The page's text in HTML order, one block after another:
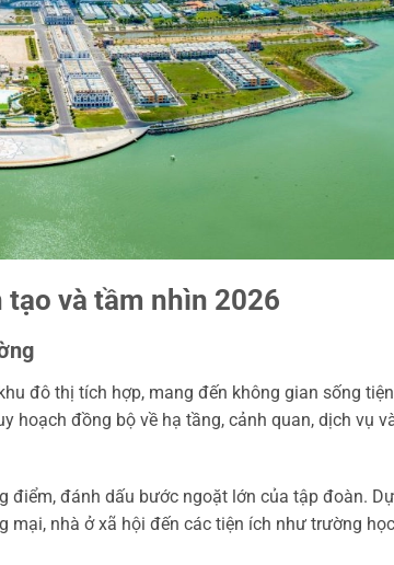
và tầm nhìn 2026
đô thị tích hợp, mang đến không gian sống tiện
hoạch đồng bộ về hạ tầng, cảnh quan, dịch vụ
điểm, đánh dấu bước ngoặt lớn của tập đoàn.
mại, nhà ở xã hội đến các tiện ích như trường